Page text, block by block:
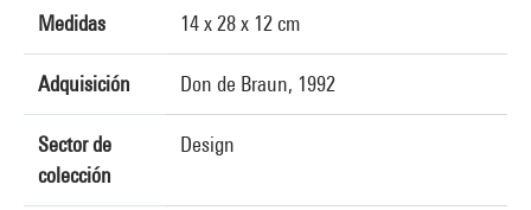
Medidas 14 x 28 x 12 cm
Adquisición Don de Braun, 1992
Sector de
colección
Design